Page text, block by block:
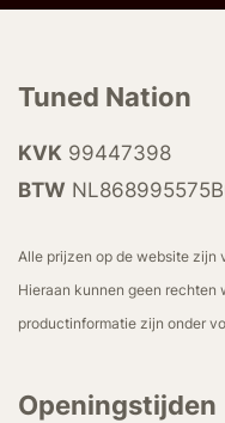
Tuned Nation
KVK 99447398
BTW
Alle prijzen op de website zijn
Hieraan kunnen geen rechten
productinformatie zijn onder
Openingstijden